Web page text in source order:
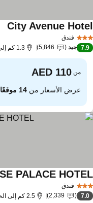
فندق
City Avenue
7.9 جيد 5,846 1.3 كم إلى الحمرية
من
عرض الأسعار من14 موقعًا
فندق
PALACE
7.0
2,339 2.5 كم إلى الحمرية